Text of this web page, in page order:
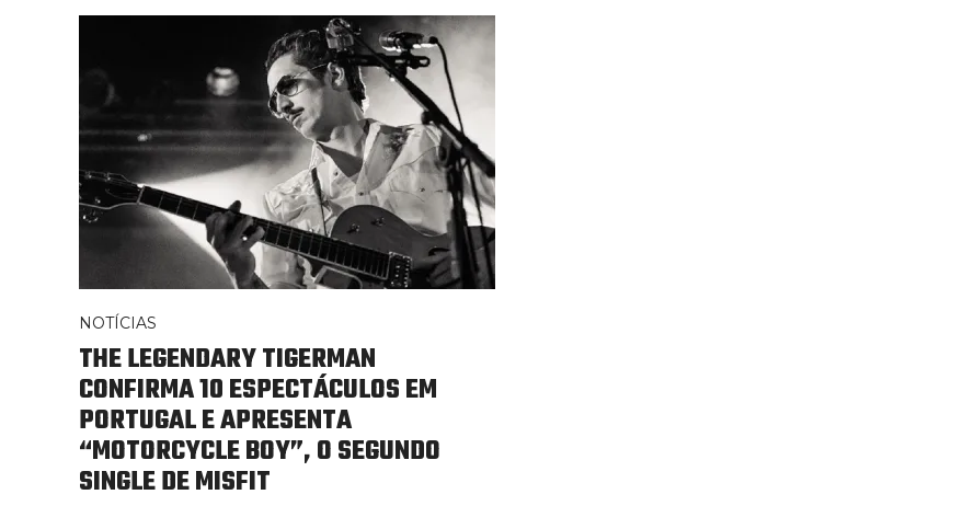
NOTÍCIAS
​THE LEGENDARY TIGERMAN
CONFIRMA 10 ESPECTÁCULOS EM
PORTUGAL E APRESENTA
“MOTORCYCLE BOY”, O SEGUNDO
SINGLE DE MISFIT